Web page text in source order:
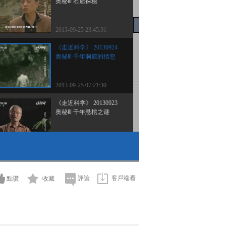
2013-09-25 23:45:31
《走近科学》 20130924
奥秘Ⅲ 千年洞窟的猜想
2013-09-25 07:21:30
《走近科学》 20130923
奥秘Ⅲ 千年悬棺之谜
2013-09-19 23:23:59
奥秘Ⅲ 元宝山野人之谜
點讚 收藏 評論 客戶端看